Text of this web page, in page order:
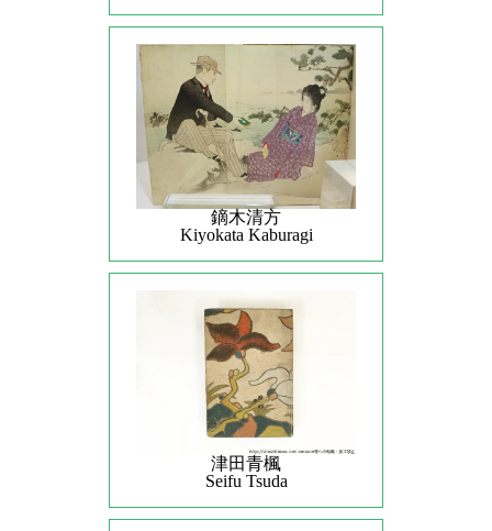
鏑木清方
Kiyokata Kaburagi
津田青楓
Seifu Tsuda